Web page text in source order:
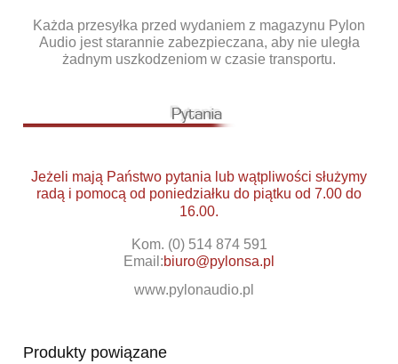
Każda przesyłka przed wydaniem z magazynu Pylon
Audio jest starannie zabezpieczana, aby nie uległa
żadnym uszkodzeniom w czasie transportu.
Jeżeli mają Państwo pytania lub wątpliwości służymy
radą i pomocą od poniedziałku do piątku od 7.00 do
16.00.
Kom. (0) 514 874 591
Email:biuro@pylonsa.pl
www.pylonaudio.pl
Produkty powiązane